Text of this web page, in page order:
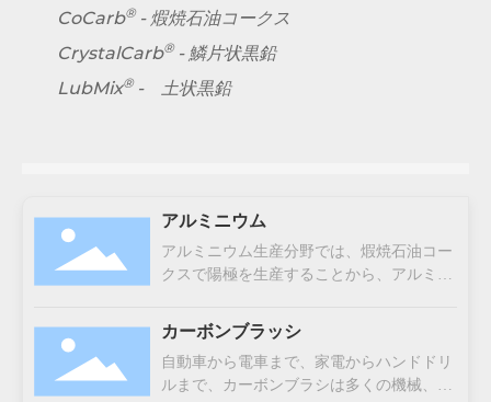
CoCarb® - 煆焼石油コークス
CrystalCarb® - 鱗片状黒鉛
LubMix® -土状黒鉛
アルミニウム
アルミニウム生産分野では、煆焼石油コー
クスで陽極を生産することから、アルミニ
いる黒鉛まで、カーボンと黒鉛が重要な地
位にあります。コカングラファイトのカー
ボンと黒鉛製品は、世界のアルミニウムサ
プライチェーンにおけるエンドユーザーの
カーボンブラッシ
自動車から電車まで、家電からハンドドリ
ルまで、カーボンブラシは多くの機械、設